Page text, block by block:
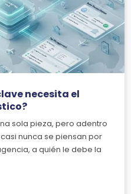
necesita el
sola pieza, pero adentro
nunca se piensan por
a quién le debe la